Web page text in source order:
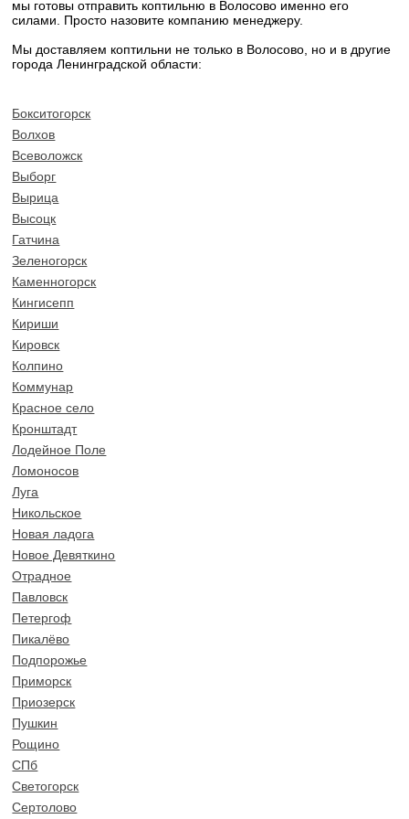
мы готовы отправить коптильню в Волосово именно его
силами. Просто назовите компанию менеджеру.
Мы доставляем коптильни не только в Волосово, но и в другие
города Ленинградской области:
Бокситогорск
Волхов
Всеволожск
Выборг
Вырица
Высоцк
Гатчина
Зеленогорск
Каменногорск
Кингисепп
Кириши
Кировск
Колпино
Коммунар
Красное село
Кронштадт
Лодейное Поле
Ломоносов
Луга
Никольское
Новая ладога
Новое Девяткино
Отрадное
Павловск
Петергоф
Пикалёво
Подпорожье
Приморск
Приозерск
Пушкин
Рощино
СПб
Светогорск
Сертолово